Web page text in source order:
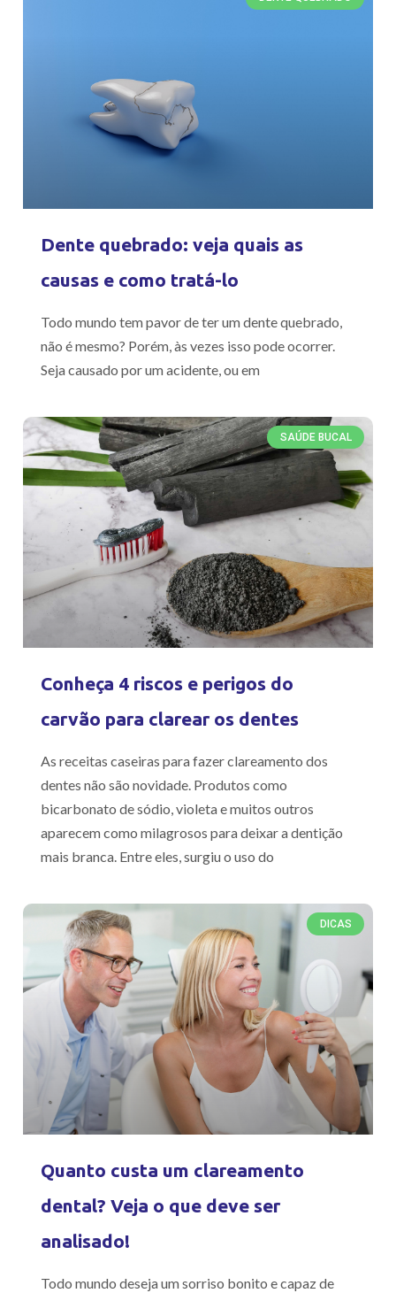
Dente quebrado: veja quais as
causas e como tratá-lo
Todo mundo tem pavor de ter um dente quebrado,
não é mesmo? Porém, às vezes isso pode ocorrer.
Seja causado por um acidente, ou em
SAÚDE BUCAL
Conheça 4 riscos e perigos do
carvão para clarear os dentes
As receitas caseiras para fazer clareamento dos
dentes não são novidade. Produtos como
bicarbonato de sódio, violeta e muitos outros
aparecem como milagrosos para deixar a dentição
mais branca. Entre eles, surgiu o uso do
DICAS
Quanto custa um clareamento
dental? Veja o que deve ser
analisado!
Todo mundo deseja um sorriso bonito e capaz de